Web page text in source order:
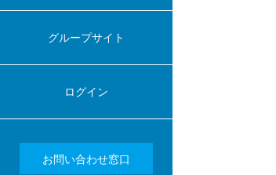
グループサイト
ログイン
お問い合わせ窓口